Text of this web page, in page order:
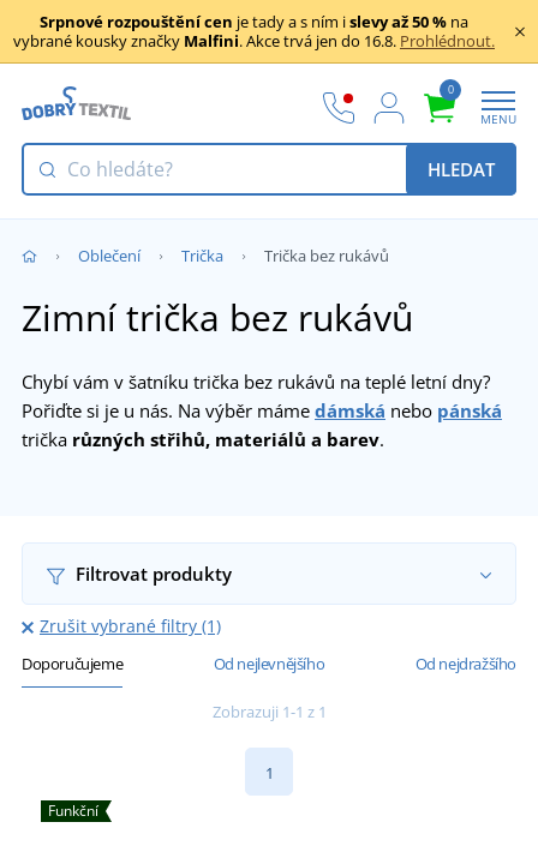
Srpnové rozpouštění cen je tady a s ním islevy až 50 % na
vybrané kousky značky Malfini. Akce trvá jen do 16.8. Prohlédnout.
0
MENU
HLEDAT
Oblečení Trička Trička bez rukávů
Zimní trička bez rukávů
Chybí vám v šatníku trička bez rukávů na teplé letní dny?
Pořiďte si je u nás. Na výběr máme dámská nebo pánská
trička různých střihů, materiálů a barev.
Filtrovat produkty
Zrušit vybrané filtry (1)
Doporučujeme Od nejlevnějšího Od nejdražšího
Zobrazuji 1-1 z 1
1
Funkční